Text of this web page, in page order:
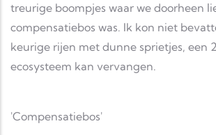
treurige boompjes waar we doorheen
compensatiebos was. Ik kon niet
keurige rijen met dunne sprietjes, een
ecosysteem kan vervangen.
'Compensatiebos'